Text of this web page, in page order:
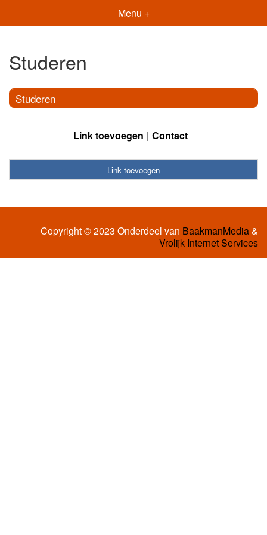
Menu +
Studeren
Studeren
Link toevoegen Contact
Link toevoegen
Copyright © 2023 Onderdeel van BaakmanMedia&
Vrolijk Internet Services